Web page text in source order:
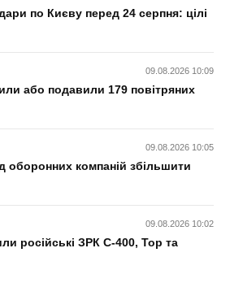
по Києву перед 24 серпня: цілі
09.08.2026 10:09
або подавили 179 повітряних
09.08.2026 10:05
оборонних компаній збільшити
09.08.2026 10:02
російські ЗРК С-400, Тор та